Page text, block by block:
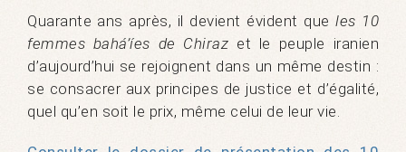
Quarante ans après, il devient évident queles 10
femmes bahá’íes de Chiraz et le peuple iranien
d’aujourd’hui se rejoignent dans un même destin :
se consacrer aux principes de justice et d’égalité,
quel qu’en soit le prix, même celui de leur vie.